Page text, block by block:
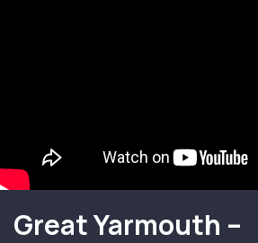
Great Yarmouth –